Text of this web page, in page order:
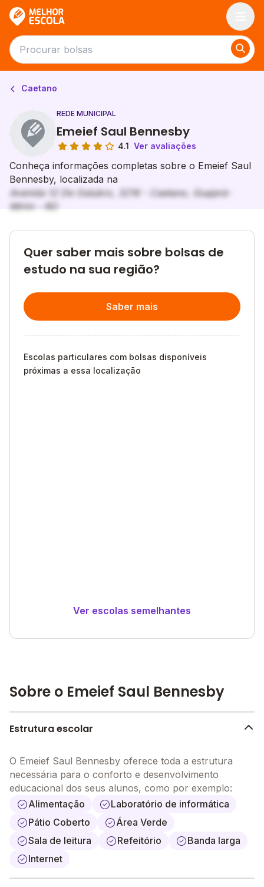
Caetano
REDE MUNICIPAL
Emeief Saul Bennesby
4.1 Ver avaliações
Conheça informações completas sobre o Emeief Saul
Bennesby, localizada na
Avenida 12 De Outubro, 3216 - Caetano, Guajará-
Mirim - RO
Quer saber mais sobre bolsas de
estudo na sua região?
Saber mais
Escolas particulares com bolsas disponíveis
próximas a essa localização
Ver escolas semelhantes
Sobre o Emeief Saul Bennesby
Estrutura escolar
O Emeief Saul Bennesby oferece toda a estrutura
necessária para o conforto e desenvolvimento
educacional dos seus alunos, como por exemplo:
Alimentação
Laboratório de informática
Pátio Coberto
Área Verde
Sala de leitura
Refeitório
Banda larga
Internet